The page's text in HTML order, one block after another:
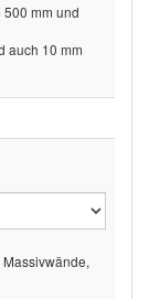
mm und
auch 10 mm